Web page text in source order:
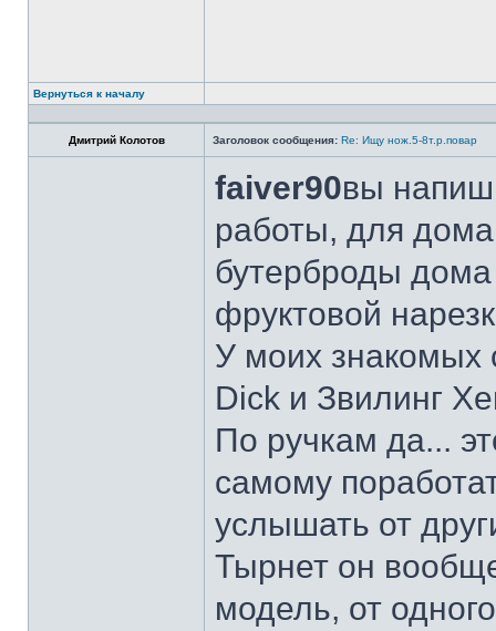
Вернуться к началу
Дмитрий Колотов Заголовок сообщения: Re: Ищу нож.5-8т.р.повар
faiver90вы
работы, для
бутерброды дома
фруктовой
У моих знакомых
Dick и Звилинг
По ручкам да...
самому
услышать от
Тырнет он
модель, от